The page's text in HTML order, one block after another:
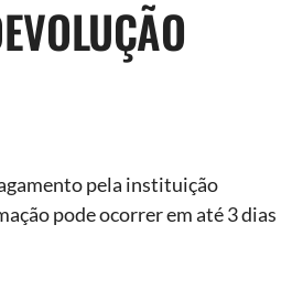
pela instituição
pode ocorrer em até 3 dias